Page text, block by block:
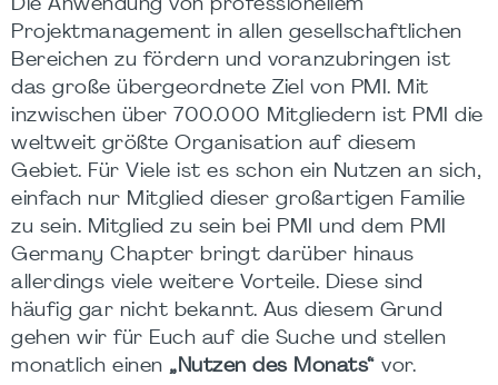
Die Anwendung von professionellem
Projektmanagement in allen gesellschaftlichen
Bereichen zu fördern und voranzubringen ist
das große übergeordnete Ziel von PMI. Mit
inzwischen über 700.000 Mitgliedern ist PMI die
weltweit größte Organisation auf diesem
Gebiet. Für Viele ist es schon ein Nutzen an sich,
einfach nur Mitglied dieser großartigen Familie
zu sein. Mitglied zu sein bei PMI und dem PMI
Germany Chapter bringt darüber hinaus
allerdings viele weitere Vorteile. Diese sind
häufig gar nicht bekannt. Aus diesem Grund
gehen wir für Euch auf die Suche und stellen
monatlich einen „Nutzen des Monats“ vor.